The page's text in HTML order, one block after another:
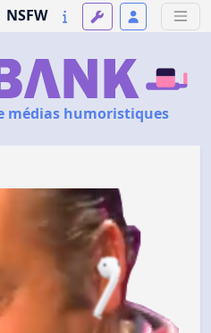
NSFW
médias humoristiques